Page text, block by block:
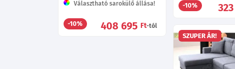
Választható sarokülő állása!
-10% 408 695 Ft-tól
-10%
SZUPER ÁR!